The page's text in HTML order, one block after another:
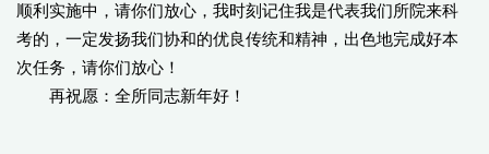
顺利实施中，请你们放心，我时刻记住我是代表我们所院来科
考的，一定发扬我们协和的优良传统和精神，出色地完成好本
次任务，请你们放心！
再祝愿：全所同志新年好！